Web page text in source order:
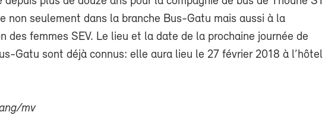
non seulement dans la branche Bus-Gatu mais aussi à la
des femmes SEV. Le lieu et la date de la prochaine journée de
Gatu sont déjà connus: elle aura lieu le 27 février 2018 à l’hôtel
mv